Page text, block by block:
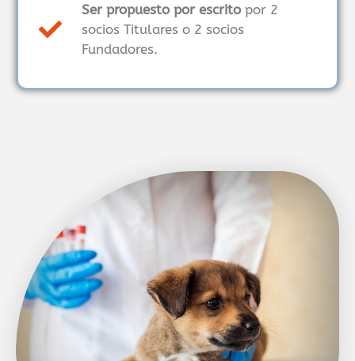
Ser propuesto por escrito por 2
socios Titulares o 2 socios
Fundadores.